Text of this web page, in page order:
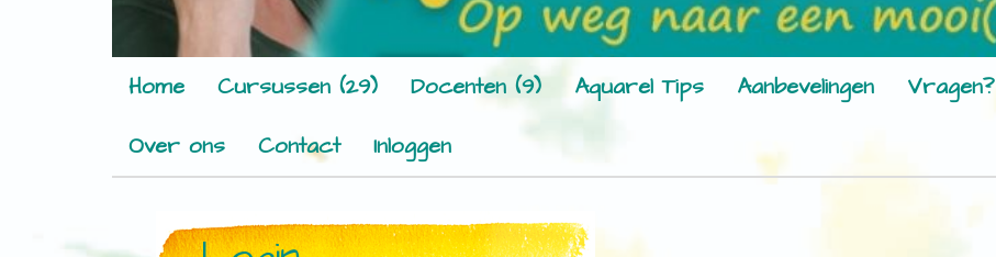
Home Cursussen (29) Docenten (9) Aquarel Tips Aanbevelingen Vragen?
Over ons
Contact Inloggen